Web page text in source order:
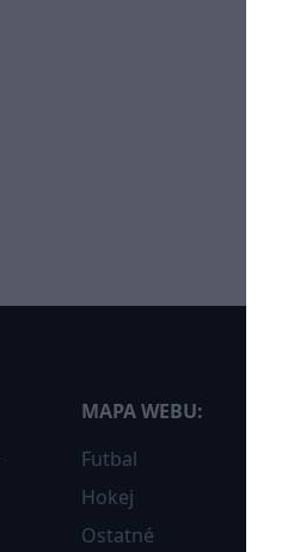
MAPA WEBU:
Futbal
Hokej
Ostatné